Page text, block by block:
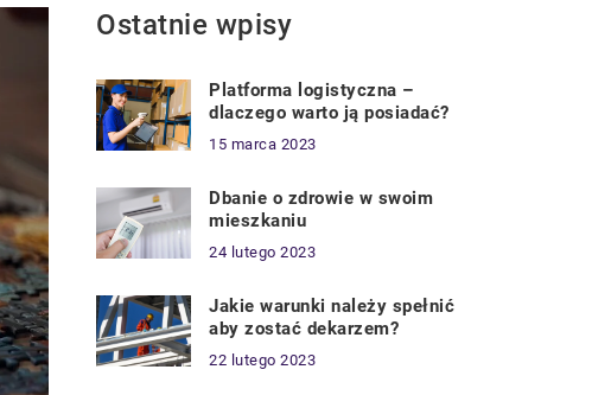
Ostatnie wpisy
Platforma logistyczna –
dlaczego warto ją posiadać?
15 marca 2023
Dbanie o zdrowie w swoim
mieszkaniu
24 lutego 2023
Jakie warunki należy spełnić
aby zostać dekarzem?
22 lutego 2023